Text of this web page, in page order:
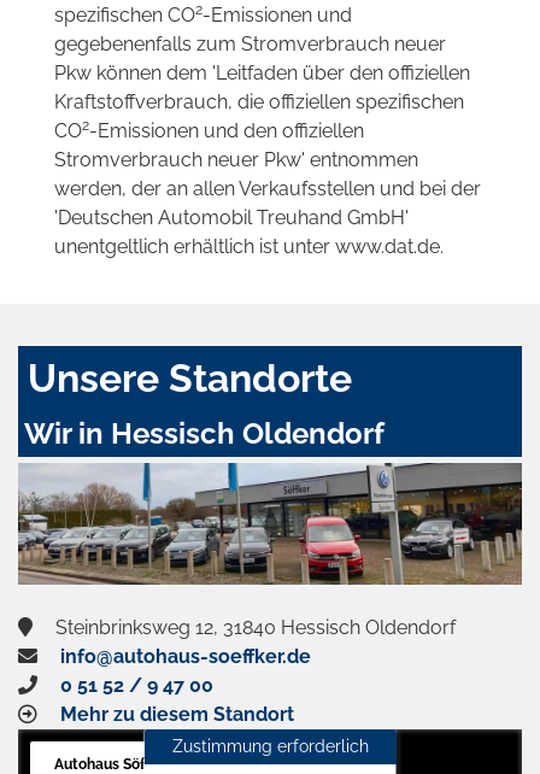
spezifischen CO2-Emissionen und
gegebenenfalls zum Stromverbrauch neuer
Pkw können dem 'Leitfaden über den offiziellen
Kraftstoffverbrauch, die offiziellen spezifischen
CO2-Emissionen und den offiziellen
Stromverbrauch neuer Pkw' entnommen
werden, der an allen Verkaufsstellen und bei der
'Deutschen Automobil Treuhand GmbH'
unentgeltlich erhältlich ist unter www.dat.de.
Unsere Standorte
Wir in Hessisch Oldendorf
Steinbrinksweg 12, 31840 Hessisch Oldendorf
info@autohaus-soeffker.de
0 51 52 / 9 47 00
Mehr zu diesem Standort
Autohaus Söffker GmbH
Zustimmung erforderlich